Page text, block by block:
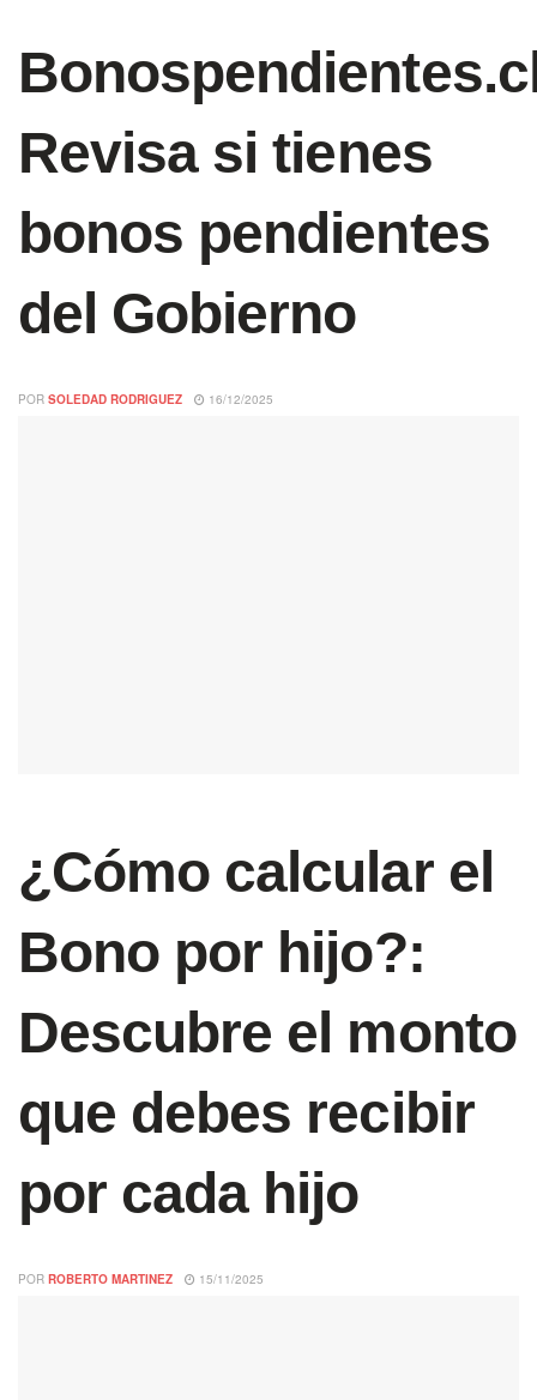
Revisa si tienes
bonos pendientes
del Gobierno
POR SOLEDAD RODRIGUEZ 16/12/2025
¿Cómo calcular el
Bono por hijo?:
Descubre el monto
que debes recibir
por cada hijo
POR ROBERTO MARTINEZ 15/11/2025